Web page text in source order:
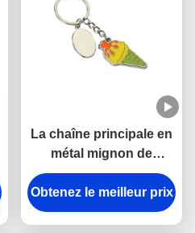
La chaîne principale en
métal mignon de
Pantone émaillent la
chaîne principale
épaisse de crème
Obtenez le meilleur prix